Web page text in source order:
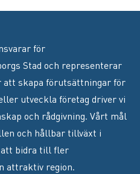
för
Stad och representerar
att skapa förutsättningar för
utveckla företag driver vi
och rådgivning. Vårt mål
och hållbar tillväxt i
att bidra till fler
attraktiv region.